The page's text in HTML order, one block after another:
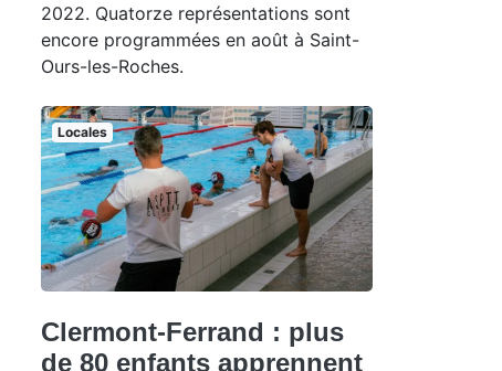
2022. Quatorze représentations sont
encore programmées en août à Saint-
Ours-les-Roches.
Locales
Clermont-Ferrand : plus
de 80 enfants apprennent